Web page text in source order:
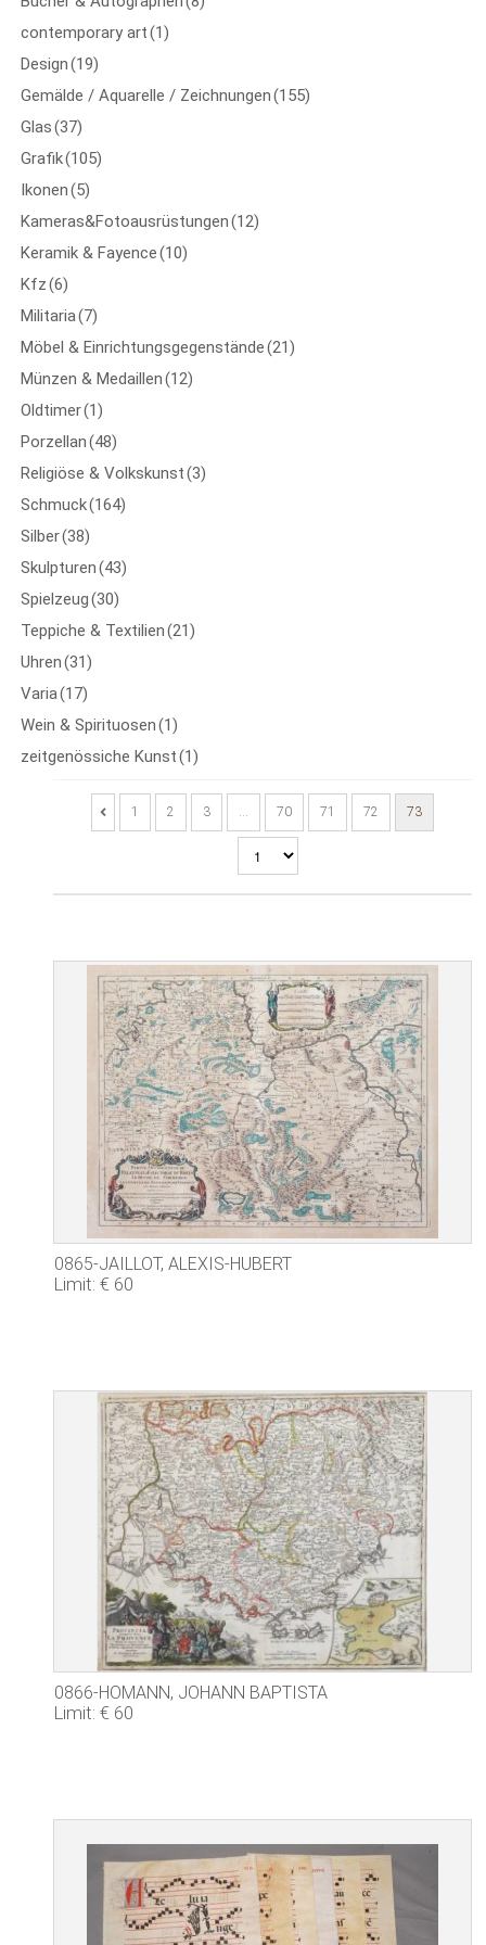
1 2 3 70 71 72 73
0865-JAILLOT, ALEXIS-HUBERT
Limit: € 60
0866-HOMANN, JOHANN BAPTISTA
Limit: € 60
contemporary art(1)
Design(19)
Gemälde / Aquarelle / Zeichnungen(155)
Glas(37)
Grafik(105)
Ikonen(5)
Kameras&Fotoausrüstungen(12)
Keramik & Fayence(10)
Kfz(6)
Militaria(7)
Möbel & Einrichtungsgegenstände(21)
Münzen & Medaillen(12)
Oldtimer(1)
Porzellan(48)
Religiöse & Volkskunst(3)
Schmuck(164)
Silber(38)
Skulpturen(43)
Spielzeug(30)
Teppiche & Textilien(21)
Uhren(31)
Varia(17)
Wein & Spirituosen(1)
zeitgenössiche Kunst(1)